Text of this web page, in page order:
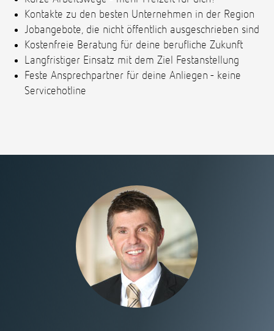
Kontakte zu den besten Unternehmen in der Region
Jobangebote, die nicht öffentlich ausgeschrieben sind
Kostenfreie Beratung für deine berufliche Zukunft
Langfristiger Einsatz mit dem Ziel Festanstellung
Feste Ansprechpartner für deine Anliegen - keine
Servicehotline